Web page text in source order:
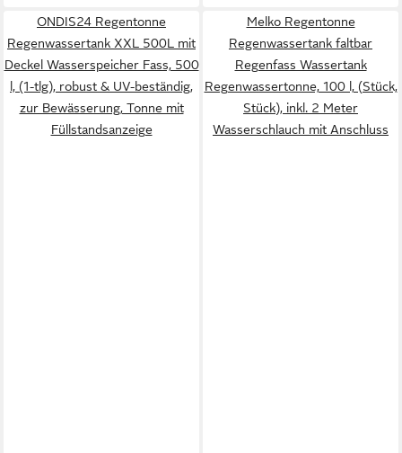
ONDIS24 Regentonne
Regenwassertank XXL 500L mit
Deckel Wasserspeicher Fass, 500
l, (1-tlg), robust & UV-beständig,
zur Bewässerung, Tonne mit
Füllstandsanzeige
Melko Regentonne
Regenwassertank faltbar
Regenfass Wassertank
Regenwassertonne, 100 l, (Stück,
Stück), inkl. 2 Meter
Wasserschlauch mit Anschluss